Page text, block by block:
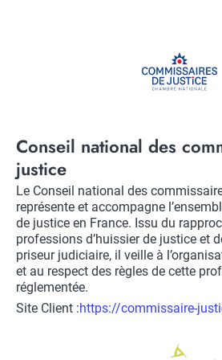
Title
Conseil national des
justice
Description
Le Conseil national des
représente et accompagne
de justice en France. Issu du
professions d’huissier de justice et
priseur judiciaire, il veille à
et au respect des règles de cette
réglementée.
Site Client :Lien
https://commissaire-